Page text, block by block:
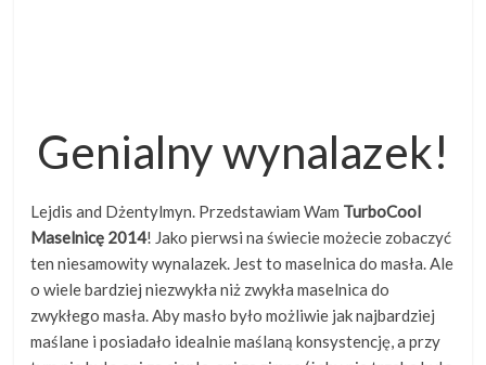
Genialny wynalazek!
Lejdis and Dżentylmyn. Przedstawiam Wam TurboCool
Maselnicę 2014! Jako pierwsi na świecie możecie zobaczyć
ten niesamowity wynalazek. Jest to maselnica do masła. Ale
o wiele bardziej niezwykła niż zwykła maselnica do
zwykłego masła. Aby masło było możliwie jak najbardziej
maślane i posiadało idealnie maślaną konsystencję, a przy